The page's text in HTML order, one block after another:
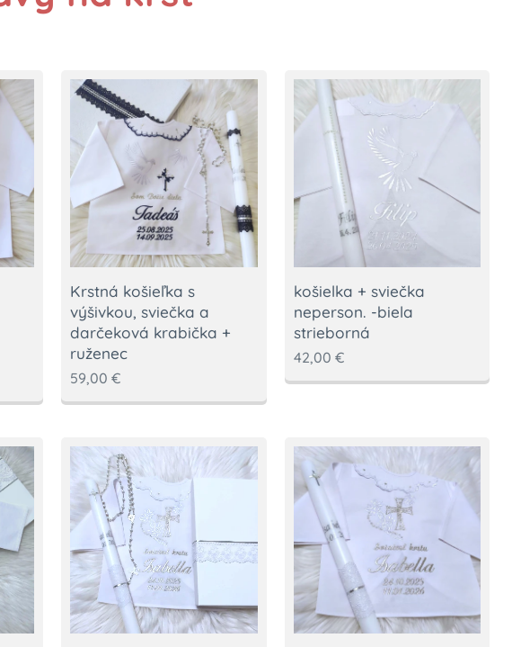
Krstná košieľka s
výšivkou, sviečka a
darčeková krabička +
ruženec
59,00 €
košielka + sviečka
neperson. -biela
strieborná
42,00 €